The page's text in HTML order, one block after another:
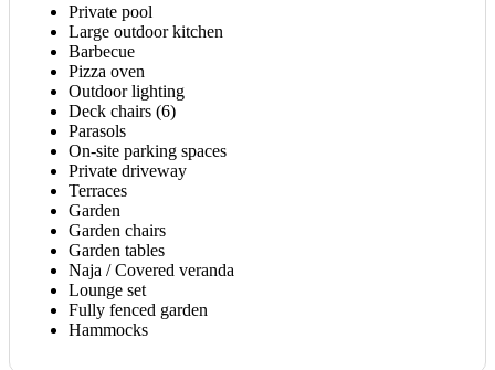
Private pool
Large outdoor kitchen
Barbecue
Pizza oven
Outdoor lighting
Deck chairs (6)
Parasols
On-site parking spaces
Private driveway
Terraces
Garden
Garden chairs
Garden tables
Naja / Covered veranda
Lounge set
Fully fenced garden
Hammocks